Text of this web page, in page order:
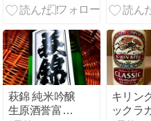
参加方
萩錦 純米吟醸
生原酒誉富士
キリン
ックラ